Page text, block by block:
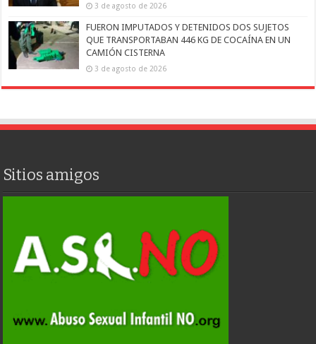
3 de agosto de 2026
FUERON IMPUTADOS Y DETENIDOS DOS SUJETOS
QUE TRANSPORTABAN 446 KG DE COCAÍNA EN UN
CAMIÓN CISTERNA
3 de agosto de 2026
Sitios amigos